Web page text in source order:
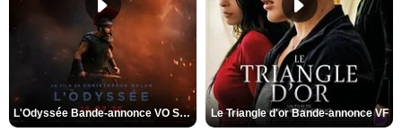
L'Odyssée Bande-annonce VO STFR Le Triangle d'or Bande-annonce VF